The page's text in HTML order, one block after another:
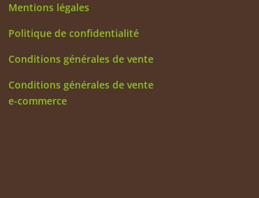
Mentions légales
Politique de confidentialité
Conditions générales de vente
Conditions générales de vente
e-commerce